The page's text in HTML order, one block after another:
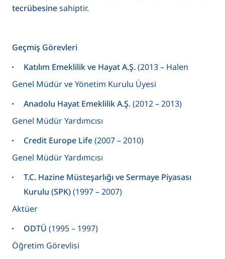
tecrübesinesahiptir.
Geçmiş Görevleri
Katılım Emeklilik ve Hayat A.Ş.(2013 – Halen
Genel Müdür ve Yönetim Kurulu Üyesi
Anadolu Hayat Emeklilik A.Ş.(2012 – 2013)
Genel Müdür Yardımcısı
Credit Europe Life(2007 – 2010)
Genel Müdür Yardımcısı
T.C. Hazine Müsteşarlığı ve Sermaye Piyasası
Kurulu (SPK)(1997 – 2007)
Aktüer
ODTÜ (1995 – 1997)
Öğretim Görevlisi